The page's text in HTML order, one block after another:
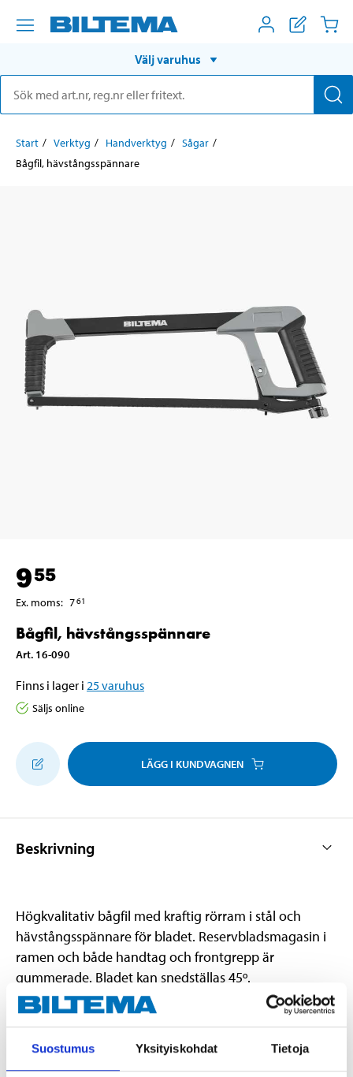
Suostumus Yksityiskohdat Tietoja
Välj varuhus
Start Verktyg Handverktyg
Sågar
Bågfil, hävstångsspännare
955
Ex. moms: 761
Bågfil, hävstångsspännare
Art. 16-090
Finns i lager i 25varuhus
Säljs online
LÄGG I KUNDVAGNEN
Beskrivning
Högkvalitativ bågfil med kraftig rörram i stål och
hävstångsspännare för bladet. Reservbladsmagasin i
ramen och både handtag och frontgrepp är
gummerade. Bladet kan snedställas 45º.